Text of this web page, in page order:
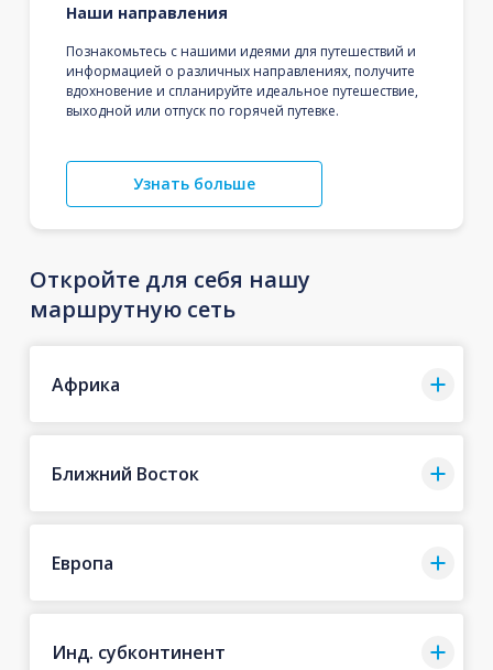
Наши направления
Познакомьтесь с нашими идеями для путешествий и
информацией о различных направлениях, получите
вдохновение и спланируйте идеальное путешествие,
выходной или отпуск по горячей путевке.
Узнать больше
Откройте для себя нашу
маршрутную сеть
Африка
Ближний Восток
Европа
Инд. субконтинент